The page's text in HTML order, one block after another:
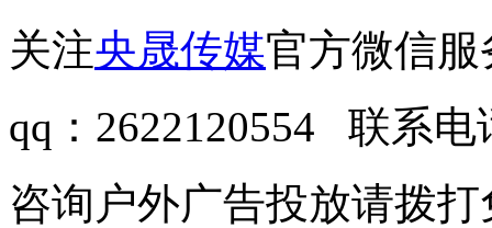
关注央晟传媒官方微信服
qq：2622120554 联系电
咨询户外广告投放请拨